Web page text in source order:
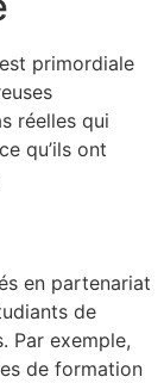
primordiale
réelles qui
qu’ils ont
en partenariat
de
Par exemple,
de formation